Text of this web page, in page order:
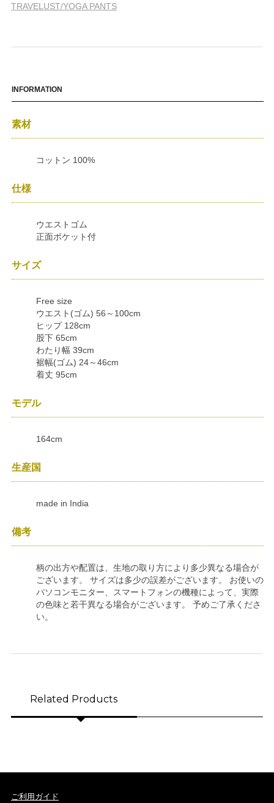
TRAVELUST/YOGA PANTS
INFORMATION
素材
コットン 100%
仕様
ウエストゴム
正面ポケット付
サイズ
Free size
ウエスト(ゴム) 56～100cm
ヒップ 128cm
股下 65cm
わたり幅 39cm
裾幅(ゴム) 24～46cm
着丈 95cm
モデル
164cm
生産国
made in India
備考
柄の出方や配置は、生地の取り方により多少異なる場合が
ございます。 サイズは多少の誤差がございます。 お使いの
パソコンモニター、スマートフォンの機種によって、実際
の色味と若干異なる場合がございます。 予めご了承くださ
い。
Related Products
ご利用ガイド